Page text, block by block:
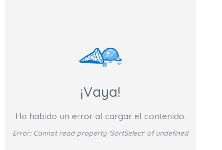
¡Vaya!
Ha habido un error al cargar el contenido.
Error: Cannot read property 'SortSelect' of undefined